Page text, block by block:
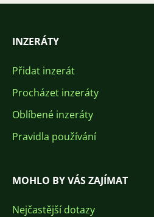
INZERÁTY
Přidat inzerát
Procházet inzeráty
Oblíbené inzeráty
Pravidla používání
MOHLO BY VÁS ZAJÍMAT
Nejčastější dotazy